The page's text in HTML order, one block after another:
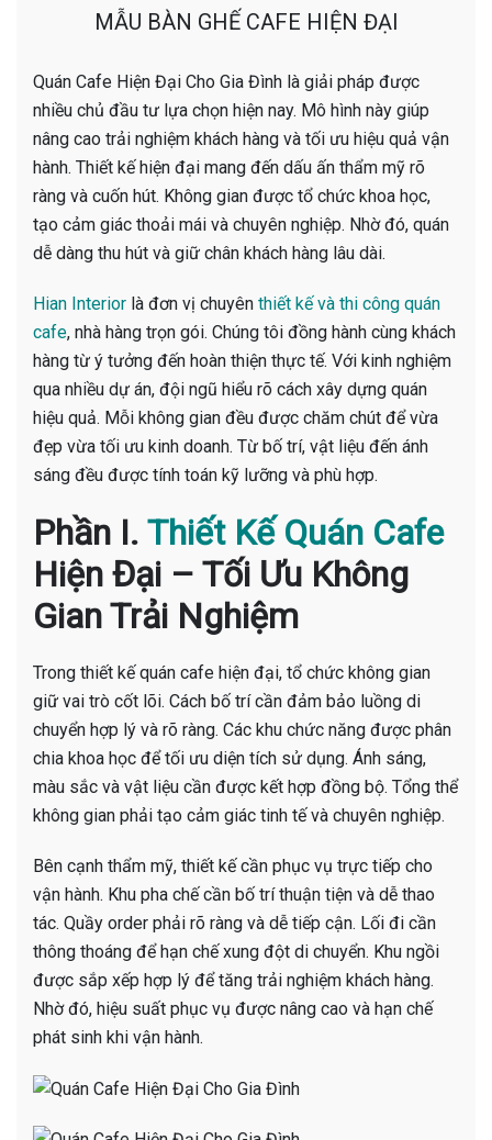
MẪU BÀN GHẾ CAFE HIỆN ĐẠI
Quán Cafe Hiện Đại Cho Gia Đình là giải pháp được
nhiều chủ đầu tư lựa chọn hiện nay. Mô hình này giúp
nâng cao trải nghiệm khách hàng và tối ưu hiệu quả vận
hành. Thiết kế hiện đại mang đến dấu ấn thẩm mỹ rõ
ràng và cuốn hút. Không gian được tổ chức khoa học,
tạo cảm giác thoải mái và chuyên nghiệp. Nhờ đó, quán
dễ dàng thu hút và giữ chân khách hàng lâu dài.
Hian Interior là đơn vị chuyên thiết kế và thi công quán
cafe, nhà hàng trọn gói. Chúng tôi đồng hành cùng khách
hàng từ ý tưởng đến hoàn thiện thực tế. Với kinh nghiệm
qua nhiều dự án, đội ngũ hiểu rõ cách xây dựng quán
hiệu quả. Mỗi không gian đều được chăm chút để vừa
đẹp vừa tối ưu kinh doanh. Từ bố trí, vật liệu đến ánh
sáng đều được tính toán kỹ lưỡng và phù hợp.
Phần I. Thiết Kế Quán Cafe
Hiện Đại – Tối Ưu Không
Gian Trải Nghiệm
Trong thiết kế quán cafe hiện đại, tổ chức không gian
giữ vai trò cốt lõi. Cách bố trí cần đảm bảo luồng di
chuyển hợp lý và rõ ràng. Các khu chức năng được phân
chia khoa học để tối ưu diện tích sử dụng. Ánh sáng,
màu sắc và vật liệu cần được kết hợp đồng bộ. Tổng thể
không gian phải tạo cảm giác tinh tế và chuyên nghiệp.
Bên cạnh thẩm mỹ, thiết kế cần phục vụ trực tiếp cho
vận hành. Khu pha chế cần bố trí thuận tiện và dễ thao
tác. Quầy order phải rõ ràng và dễ tiếp cận. Lối đi cần
thông thoáng để hạn chế xung đột di chuyển. Khu ngồi
được sắp xếp hợp lý để tăng trải nghiệm khách hàng.
Nhờ đó, hiệu suất phục vụ được nâng cao và hạn chế
phát sinh khi vận hành.